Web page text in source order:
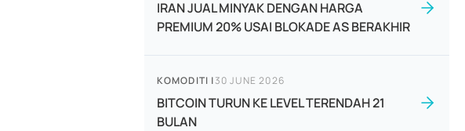
IRAN JUAL MINYAK DENGAN HARGA
PREMIUM 20% USAI BLOKADE AS BERAKHIR
KOMODITI |30 JUNE 2026
BITCOIN TURUN KE LEVEL TERENDAH 21
BULAN